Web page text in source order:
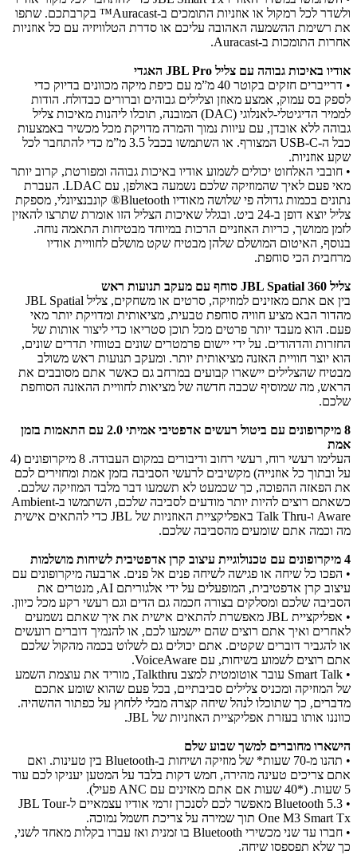
ולשדר לכל רמקול או אוזניות התומכים ב-Auracast™ בקרבתכם. שתפו
את רשימת ההשמעה האהובה עליכם או סדרת הטלוויזיה עם כל אוזניות
אחרות התומכות ב-Auracast.
אודיו באיכות גבוהה עם צליל JBL Pro האגדי
• דרייברים חזקים בקוטר 40 מ”מ עם כיפת מיקה מכוונים בדיוק כדי
לספק בס עמוק, אמצע מאוזן וצלילים גבוהים וברורים כבדולח. הודות
לממיר הדיגיטלי-לאנלוגי (DAC) המובנה, תוכלו ליהנות מאיכות צליל
גבוהה ללא אובדן, עם עיוות נמוך והמרה מדויקת מכל מכשיר באמצעות
כבל ה-USB-C המצורף. או השתמשו בכבל 3.5 מ”מ כדי להתחבר לכל
שקע אוזניות.
• חובבי האלחוט יכולים לשמוע אודיו באיכות גבוהה ומפורטת, קרוב יותר
מאי פעם לאיך שהמוזיקה שלכם נשמעה באולפן, עם LDAC. העברת
נתונים בכמות גדולה פי שלושה מאודיו Bluetooth® קונבנציונלי, מספקת
צליל יוצא דופן ב-24 ביט. ובגלל שאיכות הצליל הזו אומרת שתרצו להאזין
לזמן ממושך, כריות האוזניים הרכות במיוחד מבטיחות התאמה נוחה.
בנוסף, האיטום המושלם שלהן מבטיח שקט מושלם לחוויית אודיו
מרחבית הכי סוחפת.
צליל JBL Spatial 360 סוחף עם מעקב תנועות ראש
בין אם אתם מאזינים למוזיקה, סרטים או משחקים, צליל JBL Spatial
מהדור הבא מציע חוויה סוחפת טבעית, מציאותית ומדויקת יותר מאי
פעם. הוא מעבד יותר פרטים מכל תוכן סטריאו כדי ליצור אותות של
החזרות והדהודים. על ידי יישום פרמטרים שונים בטווחי תדרים שונים,
הוא יוצר חוויית האזנה מציאותית יותר. ומעקב תנועות ראש משולב
מבטיח שהצלילים יישארו קבועים במרחב גם כאשר אתם מסובבים את
הראש, מה שמוסיף שכבה חדשה של מציאות לחוויית ההאזנה הסוחפת
שלכם.
8 מיקרופונים עם ביטול רעשים אדפטיבי אמיתי 2.0 עם התאמות בזמן
אמת
העלימו רעשי רוח, רעשי רחוב ודיבורים במקום העבודה. 8 מיקרופונים (4
על ובתוך כל אוזנייה) מקשיבים לרעשי הסביבה בזמן אמת ומחזירים לכם
את הפאזה ההפוכה, כך שכמעט לא תשמעו דבר מלבד המוזיקה שלכם.
כשאתם רוצים להיות יותר מודעים לסביבה שלכם, השתמשו ב-Ambient
Aware ו-Talk Thru באפליקציית האוזניות של JBL כדי להתאים אישית
מה וכמה אתם שומעים מהסביבה שלכם.
4 מיקרופונים עם טכנולוגיית עיצוב קרן אדפטיבית לשיחות מושלמות
• הפכו כל שיחה או פגישה לשיחה פנים אל פנים. ארבעה מיקרופונים עם
עיצוב קרן אדפטיבית, המופעלים על ידי אלגוריתם AI, מנטרים את
הסביבה שלכם ומסלקים בצורה חכמה גם הדים וגם רעשי רקע מכל כיוון.
• אפליקציית JBL מאפשרת להתאים אישית את איך שאתם נשמעים
לאחרים ואיך אתם רוצים שהם יישמעו לכם, או להנמיך דוברים רועשים
או להגביר דוברים שקטים. אתם יכולים גם לשלוט בכמה מהקול שלכם
אתם רוצים לשמוע בשיחות, עם VoiceAware.
• Smart Talk עובר אוטומטית למצב Talkthru, מוריד את עוצמת השמע
של המוזיקה ומכניס צלילים סביבתיים, בכל פעם שהוא שומע אתכם
מדברים, כך שתוכלו לנהל שיחה קצרה מבלי ללחוץ על כפתור ההשהיה.
כווננו אותו בעזרת אפליקציית האוזניות של JBL.
הישארו מחוברים למשך שבוע שלם
• תהנו מ-70 שעות* של מוזיקה ושיחות ב-Bluetooth בין טעינות. ואם
אתם צריכים טעינה מהירה, חמש דקות בלבד על המטען יעניקו לכם עוד
5 שעות. (*40 שעות אם אתם מאזינים עם ANC פעיל).
• Bluetooth 5.3 מאפשר לכם לסנכרן זרמי אודיו עצמאיים ל-JBL Tour
One M3 Smart Tx תוך שמירה על צריכת חשמל נמוכה.
• חברו עד שני מכשירי Bluetooth בו זמנית ואז עברו בקלות מאחד לשני,
כך שלא תפספסו שיחה.